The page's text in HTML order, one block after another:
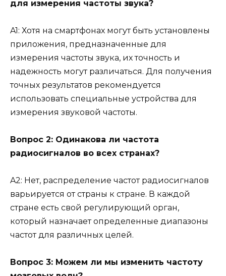
для измерения частоты звука?
A1: Хотя на смартфонах могут быть установлены
приложения, предназначенные для
измерения частоты звука, их точность и
надежность могут различаться. Для получения
точных результатов рекомендуется
использовать специальные устройства для
измерения звуковой частоты.
Вопрос 2: Одинакова ли частота
радиосигналов во всех странах?
A2: Нет, распределение частот радиосигналов
варьируется от страны к стране. В каждой
стране есть свой регулирующий орган,
который назначает определенные диапазоны
частот для различных целей.
Вопрос 3: Можем ли мы изменить частоту